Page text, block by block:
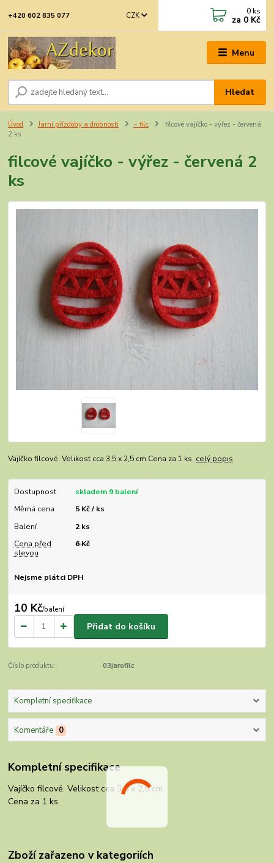
Menu
CZK
Hledat
+420 602 835 077 0 ks
za 0 Kč
Úvod Jarní přízdoby a drobnosti ~ filc
filcové vajíčko - výřez - červená
2 ks
filcové vajíčko - výřez - červená 2
ks
Vajíčko filcové. Velikost cca 3,5 x 2,5 cm.Cena za 1 ks. celý popis
Dostupnost
skladem 9 balení
Měrná cena
5 Kč / ks
Balení
2 ks
Cena před
slevou
6 Kč
Nejsme plátci DPH
10 Kč/balení
Přidat do košíku
Číslo produktu: 03jarofilc
Kompletní specifikace
Komentáře 0
Kompletní specifikace
Vajíčko filcové. Velikost cca 3,5 x 2,5 cm.
Cena za 1 ks.
Zboží zařazeno v kategoriích